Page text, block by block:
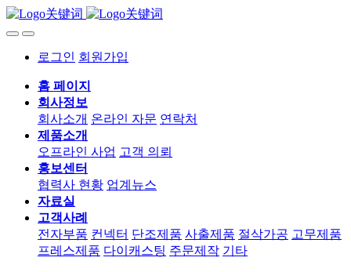
로그인 회원가입
홈 페이지
회사정보
회사소개 온라인 자문 연락처
제품소개
오프라인 사업 고객 의뢰
홍보센터
협력사 현황 업계뉴스
자료실
고객사례
전자부품 컨넥터 단조제품 사출제품 절삭가공 고무제품
프레스제품 다이캐스팅 주문제작 기타